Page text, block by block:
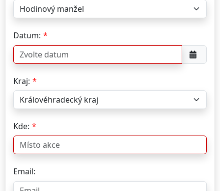
Datum:
Kraj:
Kde:
Email: